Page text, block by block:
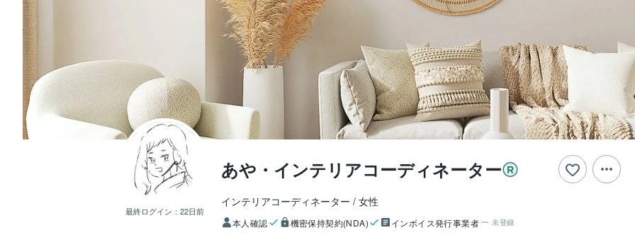
最終ログイン： 22日前
あや・インテリアコーディネーター
インテリアコーディネーター 女性
本人確認 機密保持契約(NDA) インボイス発行事業者 未登録